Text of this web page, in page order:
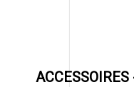
ACCESSOIRES